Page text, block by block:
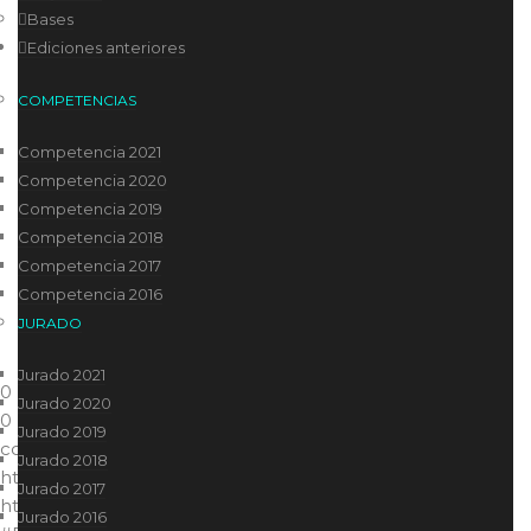
Bases
Ediciones anteriores
COMPETENCIAS
Competencia 2021
Competencia 2020
Competencia 2019
Competencia 2018
Competencia 2017
Competencia 2016
JURADO
Jurado 2021
Jurado 2020
Jurado 2019
Jurado 2018
Jurado 2017
Jurado 2016
Duración: 7:57
COMPARTILO
Facebook
0
0
color
https://festival.ucine.edu.ar/wp-content/themes/blake/
https://festival.ucine.edu.ar//